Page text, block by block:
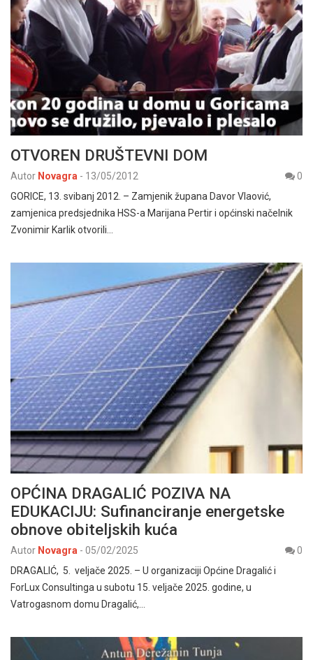
OTVOREN DRUŠTEVNI DOM
Autor Novagra - 13/05/2012
0
GORICE, 13. svibanj 2012. – Zamjenik župana Davor Vlaović,
zamjenica predsjednika HSS-a Marijana Pertir i općinski načelnik
Zvonimir Karlik otvorili…
OPĆINA DRAGALIĆ POZIVA NA
EDUKACIJU: Sufinanciranje energetske
obnove obiteljskih kuća
Autor Novagra - 05/02/2025
0
DRAGALIĆ, 5. veljače 2025. – U organizaciji Općine Dragalić i
ForLux Consultinga u subotu 15. veljače 2025. godine, u
Vatrogasnom domu Dragalić,…